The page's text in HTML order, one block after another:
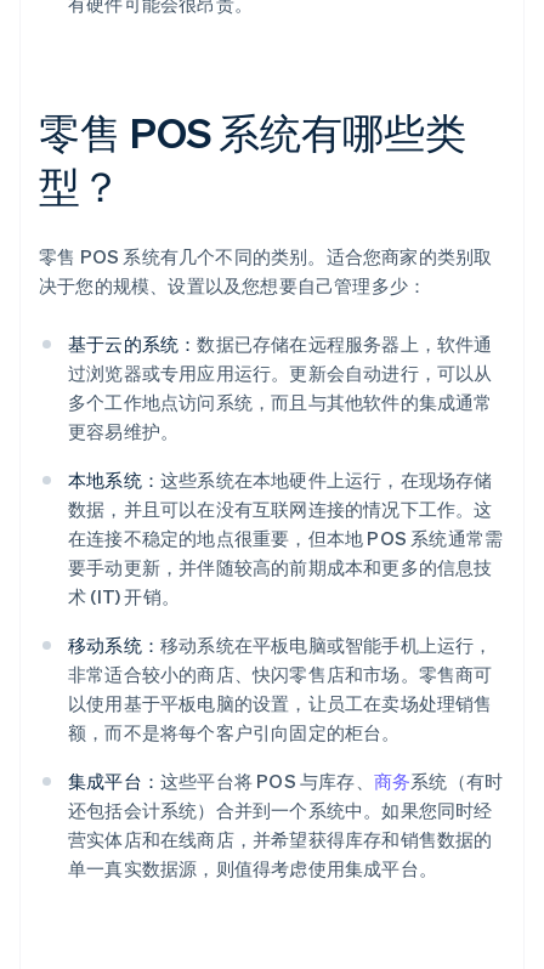
零售 POS 系统有哪些类
型？
零售 POS 系统有几个不同的类别。适合您商家的类别取
决于您的规模、设置以及您想要自己管理多少：
基于云的系统：数据已存储在远程服务器上，软件通
过浏览器或专用应用运行。更新会自动进行，可以从
多个工作地点访问系统，而且与其他软件的集成通常
更容易维护。
本地系统： 这些系统在本地硬件上运行，在现场存储
数据，并且可以在没有互联网连接的情况下工作。这
在连接不稳定的地点很重要，但本地 POS 系统通常需
要手动更新，并伴随较高的前期成本和更多的信息技
术 (IT) 开销。
移动系统： 移动系统在平板电脑或智能手机上运行，
非常适合较小的商店、快闪零售店和市场。零售商可
以使用基于平板电脑的设置，让员工在卖场处理销售
额，而不是将每个客户引向固定的柜台。
集成平台： 这些平台将 POS 与库存、 商务系统（有时
还包括会计系统）合并到一个系统中。如果您同时经
营实体店和在线商店，并希望获得库存和销售数据的
单一真实数据源，则值得考虑使用集成平台。